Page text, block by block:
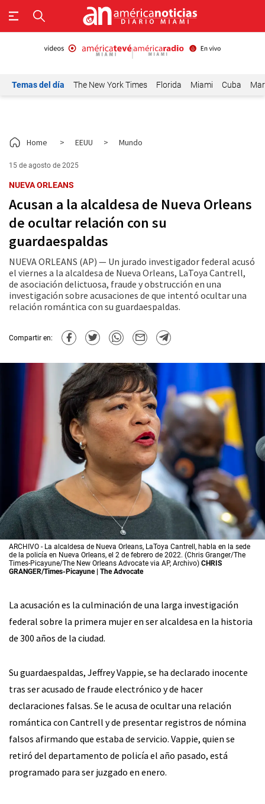
Temas del día The New York Times Florida Miami Cuba
Home > EEUU > Mundo
15 de agosto de 2025
NUEVA ORLEANS
Acusan a la alcaldesa de Nueva Orleans
de ocultar relación con su
guardaespaldas
NUEVA ORLEANS (AP) — Un jurado investigador federal acusó
el viernes a la alcaldesa de Nueva Orleans, LaToya Cantrell,
de asociación delictuosa, fraude y obstrucción en una
investigación sobre acusaciones de que intentó ocultar una
relación romántica con su guardaespaldas.
Compartir en:
ARCHIVO - La alcaldesa de Nueva Orleans, LaToya Cantrell, habla en la sede
de la policía en Nueva Orleans, el 2 de febrero de 2022. (Chris Granger/The
Times-Picayune/The New Orleans Advocate via AP, Archivo) CHRIS
GRANGER/Times-Picayune | The Advocate
La acusación es la culminación de una larga investigación
federal sobre la primera mujer en ser alcaldesa en la historia
de 300 años de la ciudad.
Su guardaespaldas, Jeffrey Vappie, se ha declarado inocente
tras ser acusado de fraude electrónico y de hacer
declaraciones falsas. Se le acusa de ocultar una relación
romántica con Cantrell y de presentar registros de nómina
falsos afirmando que estaba de servicio. Vappie, quien se
retiró del departamento de policía el año pasado, está
programado para ser juzgado en enero.